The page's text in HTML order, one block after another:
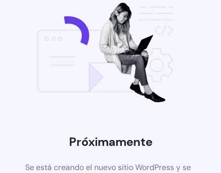
Próximamente
Se está creando el nuevo sitio WordPress y se